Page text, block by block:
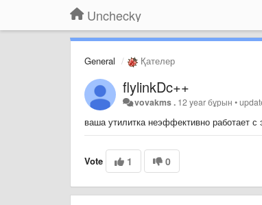
Unchecky
General Қателер
flylinkDc++
vovakms . 12 year бұрын •
ваша утилитка неэффективно работает
Vote 1 0